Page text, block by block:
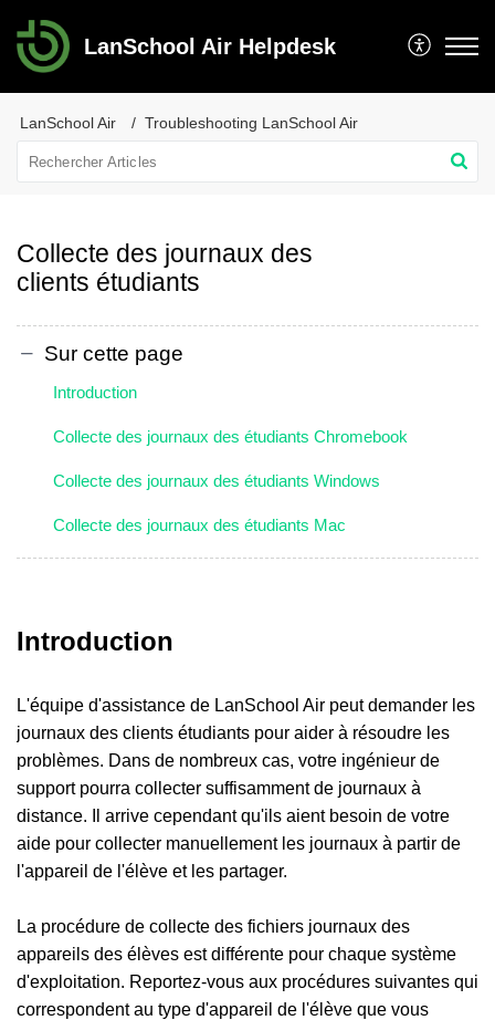
LanSchool Air Helpdesk
LanSchool Air Troubleshooting LanSchool Air
Collecte des journaux des
clients étudiants
Sur cette page
Introduction
Collecte des journaux des étudiants Chromebook
Collecte des journaux des étudiants Windows
Collecte des journaux des étudiants Mac
Introduction
L'équipe d'assistance de LanSchool Air peut demander les
journaux des clients étudiants pour aider à résoudre les
problèmes. Dans de nombreux cas, votre ingénieur de
support pourra collecter suffisamment de journaux à
distance. Il arrive cependant qu'ils aient besoin de votre
aide pour collecter manuellement les journaux à partir de
l'appareil de l'élève et les partager.
La procédure de collecte des fichiers journaux des
appareils des élèves est différente pour chaque système
d'exploitation. Reportez-vous aux procédures suivantes qui
correspondent au type d'appareil de l'élève que vous